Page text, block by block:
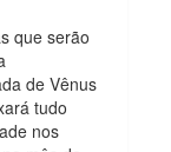
que serão
de Vênus
tudo
nos